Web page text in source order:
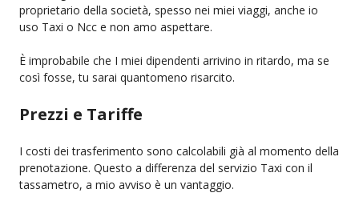
proprietario della società, spesso nei miei viaggi, anche io
uso Taxi o Ncc e non amo aspettare.
È improbabile che I miei dipendenti arrivino in ritardo, ma se
così fosse, tu sarai quantomeno risarcito.
Prezzi e Tariffe
I costi dei trasferimento sono calcolabili già al momento della
prenotazione. Questo a differenza del servizio Taxi con il
tassametro, a mio avviso è un vantaggio.